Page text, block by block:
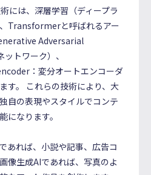
には、深層学習（ディープラ
Transformerと呼ばれるアー
Adversarial
トワーク）、
：変分オートエンコーダ
す。 これらの技術により、大
自の表現やスタイルでコンテ
になります。
あれば、小説や記事、広告コ
像生成AIであれば、写真のよ